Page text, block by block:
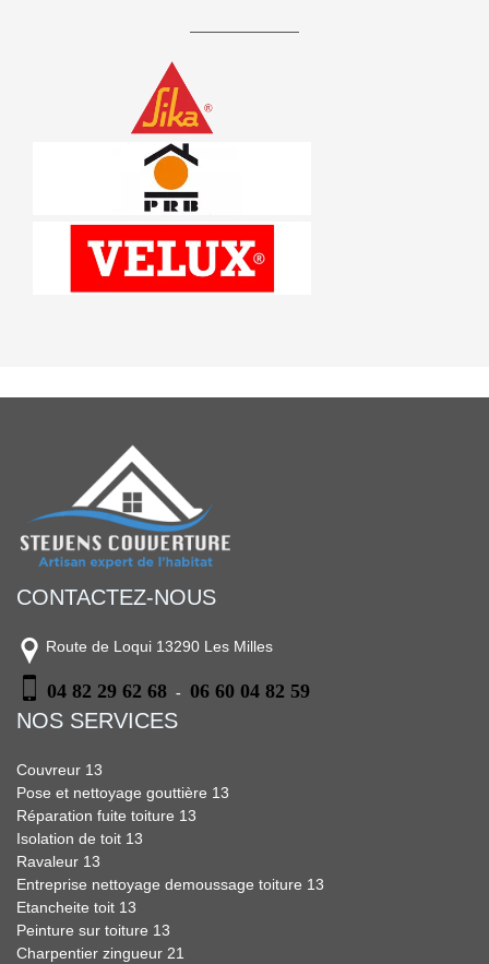
CONTACTEZ-NOUS
Route de Loqui 13290 Les Milles
04 82 29 62 68 - 06 60 04 82 59
NOS SERVICES
Couvreur 13
Pose et nettoyage gouttière 13
Réparation fuite toiture 13
Isolation de toit 13
Ravaleur 13
Entreprise nettoyage demoussage toiture 13
Etancheite toit 13
Peinture sur toiture 13
Charpentier zingueur 21